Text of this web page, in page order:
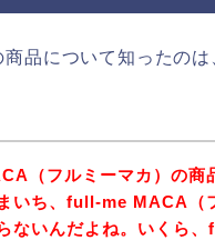
品について知ったの
（フルミーマカ）の商
いち、full-me MACA（
ないんだよね。いくら